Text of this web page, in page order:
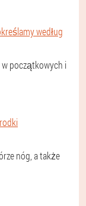
według
w początkowych i
nóg, a także